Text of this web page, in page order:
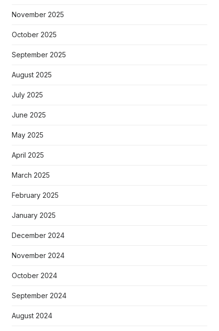
November 2025
October 2025
September 2025
August 2025
July 2025
June 2025
May 2025
April 2025
March 2025
February 2025
January 2025
December 2024
November 2024
October 2024
September 2024
August 2024